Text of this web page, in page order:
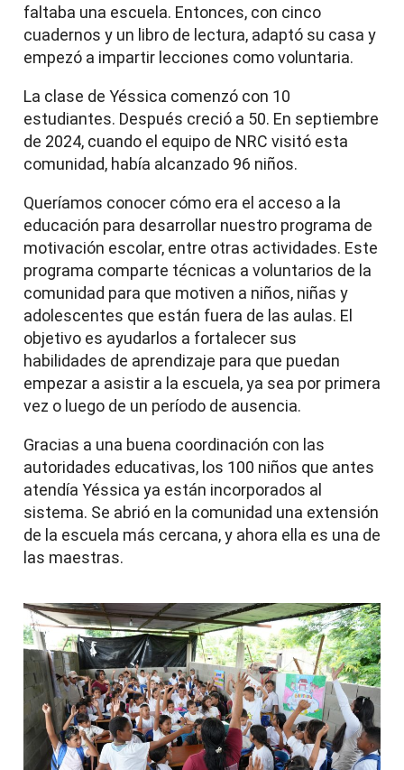
faltaba una escuela. Entonces, con cinco
cuadernos y un libro de lectura, adaptó su casa y
empezó a impartir lecciones como voluntaria.
La clase de Yéssica comenzó con 10
estudiantes. Después creció a 50. En septiembre
de 2024, cuando el equipo de NRC visitó esta
comunidad, había alcanzado 96 niños.
Queríamos conocer cómo era el acceso a la
educación para desarrollar nuestro programa de
motivación escolar, entre otras actividades. Este
programa comparte técnicas a voluntarios de la
comunidad para que motiven a niños, niñas y
adolescentes que están fuera de las aulas. El
objetivo es ayudarlos a fortalecer sus
habilidades de aprendizaje para que puedan
empezar a asistir a la escuela, ya sea por primera
vez o luego de un período de ausencia.
Gracias a una buena coordinación con las
autoridades educativas, los 100 niños que antes
atendía Yéssica ya están incorporados al
sistema. Se abrió en la comunidad una extensión
de la escuela más cercana, y ahora ella es una de
las maestras.